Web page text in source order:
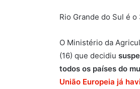
Rio Grande do Sul é
O Ministério da
(16) que decidiu
todos os países do
União Europeia já